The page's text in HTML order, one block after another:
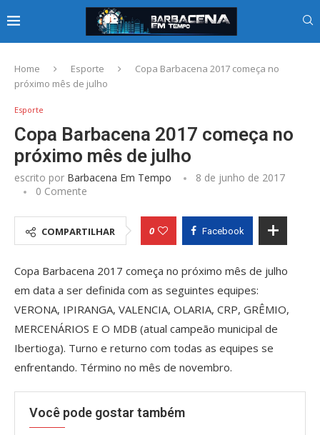
Home Esporte
Copa Barbacena 2017 começa no
próximo mês de julho
Esporte
Copa Barbacena 2017 começa no
próximo mês de julho
escrito por Barbacena Em Tempo
8 de junho de 2017
0 Comente
COMPARTILHAR 0 Facebook
Copa Barbacena 2017 começa no próximo mês de julho
em data a ser definida com as seguintes equipes:
VERONA, IPIRANGA, VALENCIA, OLARIA, CRP, GRÊMIO,
MERCENÁRIOS E O MDB (atual campeão municipal de
Ibertioga). Turno e returno com todas as equipes se
enfrentando. Término no mês de novembro.
Você pode gostar também